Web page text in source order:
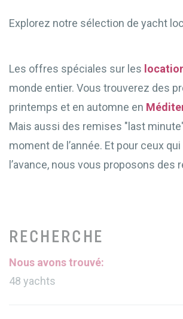
Explorez notre sélection de yacht
Les offres spéciales sur les
monde entier. Vous trouverez des
printemps et en automne en
Mais aussi des remises "last
moment de l’année. Et pour ceux
l’avance, nous vous proposons
RECHERCHE
Nous avons trouvé:
48 yachts